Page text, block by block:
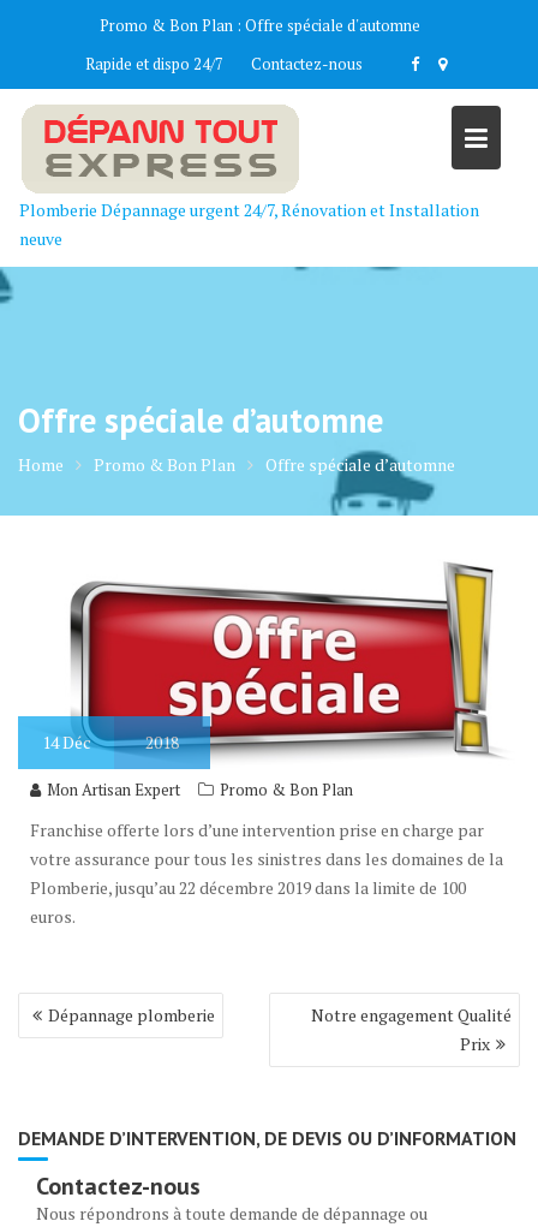
Promo & Bon Plan : Offre spéciale d'automne
Rapide et dispo 24/7
Contactez-nous
Plomberie Dépannage urgent 24/7, Rénovation et Installation
neuve
Offre spéciale d’automne
Home Promo & Bon Plan Offre spéciale d’automne
14Déc 2018
Mon Artisan Expert Promo & Bon Plan
Franchise offerte lors d’une intervention prise en charge par
votre assurance pour tous les sinistres dans les domaines de la
Plomberie, jusqu’au 22 décembre 2019 dans la limite de 100
euros.
Navigation
de
Dépannage plomberie
Notre engagement Qualité
Prix
DEMANDE D’INTERVENTION, DE DEVIS OU D’INFORMATION
Contactez-nous
Nous répondrons à toute demande de dépannage ou